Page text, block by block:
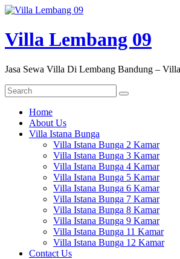
Skip
content
Villa Lembang 09
Jasa Sewa Villa Di Lembang Bandung –
Menu
Home
About Us
Villa Istana Bunga
Villa Istana Bunga 2 Kamar
Villa Istana Bunga 3 Kamar
Villa Istana Bunga 4 Kamar
Villa Istana Bunga 5 Kamar
Villa Istana Bunga 6 Kamar
Villa Istana Bunga 7 Kamar
Villa Istana Bunga 8 Kamar
Villa Istana Bunga 9 Kamar
Villa Istana Bunga 11 Kamar
Villa Istana Bunga 12 Kamar
Contact Us